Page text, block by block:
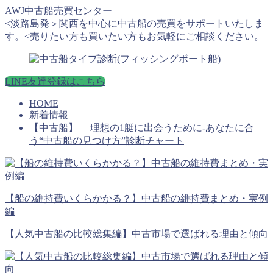
AWJ中古船売買センター
<淡路島発＞関西を中心に中古船の売買をサポートいたしま
す。<売りたい方も買いたい方もお気軽にご相談ください。
LINE友達登録はこちら
HOME
新着情報
【中古船】― 理想の1艇に出会うために-あなたに合
う“中古船の見つけ方”診断チャート
【船の維持費いくらかかる？】中古船の維持費まとめ・実例
編
【人気中古船の比較総集編】中古市場で選ばれる理由と傾向